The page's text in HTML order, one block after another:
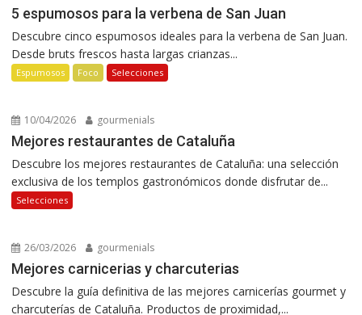
5 espumosos para la verbena de San Juan
Descubre cinco espumosos ideales para la verbena de San Juan.
Desde bruts frescos hasta largas crianzas...
Espumosos Foco Selecciones
10/04/2026 gourmenials
Mejores restaurantes de Cataluña
Descubre los mejores restaurantes de Cataluña: una selección
exclusiva de los templos gastronómicos donde disfrutar de...
Selecciones
26/03/2026 gourmenials
Mejores carnicerias y charcuterias
Descubre la guía definitiva de las mejores carnicerías gourmet y
charcuterías de Cataluña. Productos de proximidad,...